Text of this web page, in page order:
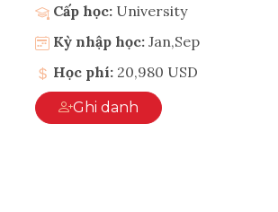
Cấp học: University
Kỳ nhập học: Jan,Sep
Học phí: 20,980 USD
Ghi danh